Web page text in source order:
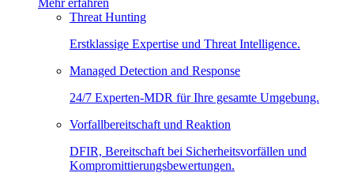
Mehr erfahren
Threat Hunting
Erstklassige Expertise und Threat Intelligence.
Managed Detection and Response
24/7 Experten-MDR für Ihre gesamte Umgebung.
Vorfallbereitschaft und Reaktion
DFIR, Bereitschaft bei Sicherheitsvorfällen und
Kompromittierungsbewertungen.